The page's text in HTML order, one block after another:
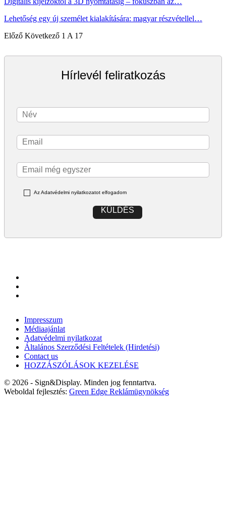
Lehetőség egy új személet kialakítására: magyar részvétellel…
Előző Következő 1 A 17
Hírlevél feliratkozás
Az Adatvédelmi nyilatkozatot elfogadom
KÜLDÉS
Impresszum
Médiaajánlat
Adatvédelmi nyilatkozat
Általános Szerződési Feltételek (Hirdetési)
Contact us
HOZZÁSZÓLÁSOK KEZELÉSE
© 2026 - Sign&Display. Minden jog fenntartva.
Weboldal fejlesztés: Green Edge Reklámügynökség